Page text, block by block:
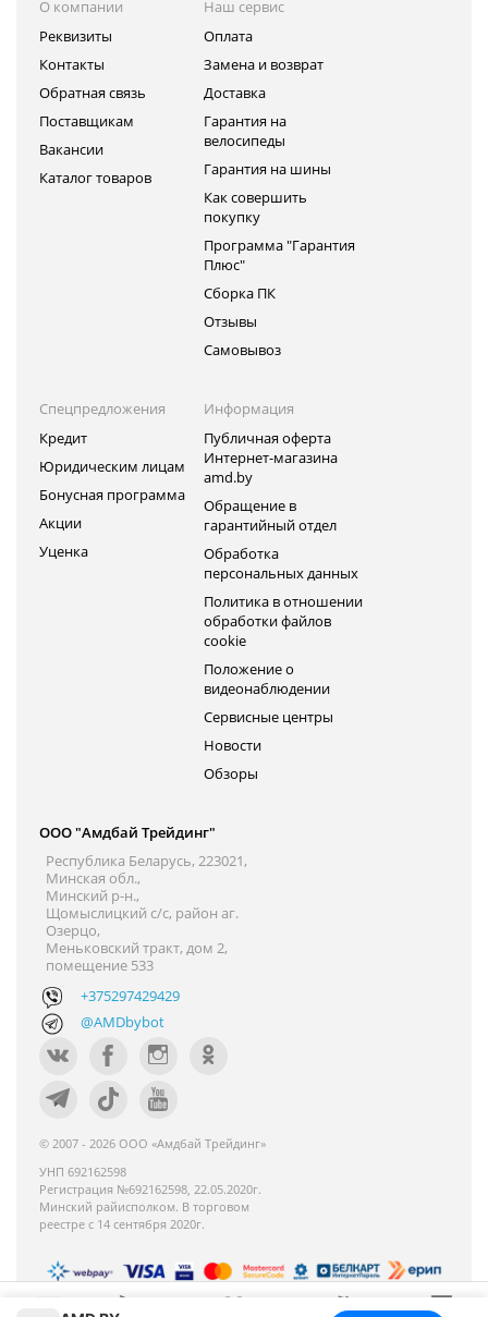
О компании
Реквизиты
Контакты
Обратная связь
Поставщикам
Вакансии
Каталог товаров
Наш сервис
Оплата
Замена и возврат
Доставка
Гарантия на
велосипеды
Гарантия на шины
Как совершить
покупку
Программа "Гарантия
Плюс"
Сборка ПК
Отзывы
Самовывоз
Спецпредложения
Кредит
Юридическим лицам
Бонусная программа
Акции
Уценка
Информация
Публичная оферта
Интернет-магазина
amd.by
Обращение в
гарантийный отдел
Обработка
персональных данных
Политика в отношении
обработки файлов
cookie
Положение о
видеонаблюдении
Сервисные центры
Новости
Обзоры
ООО "Амдбай Трейдинг"
Республика Беларусь, 223021,
Минская обл.,
Минский р-н.,
Щомыслицкий с/с, район аг.
Озерцо,
Меньковский тракт, дом 2,
помещение 533
+375297429429
@AMDbybot
© 2007 - 2026 ООО «Амдбай Трейдинг»
УНП 692162598
Регистрация №692162598, 22.05.2020г.
Минский райисполком. В торговом
реестре с 14 сентября 2020г.